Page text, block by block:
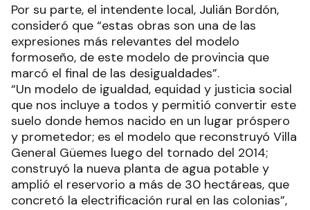
Por su parte, el intendente local, Julián Bordón,
consideró que “estas obras son una de las
expresiones más relevantes del modelo
formoseño, de este modelo de provincia que
marcó el final de las desigualdades”.
“Un modelo de igualdad, equidad y justicia social
que nos incluye a todos y permitió convertir este
suelo donde hemos nacido en un lugar próspero
y prometedor; es el modelo que reconstruyó Villa
General Güemes luego del tornado del 2014;
construyó la nueva planta de agua potable y
amplió el reservorio a más de 30 hectáreas, que
concretó la electrificación rural en las colonias”,